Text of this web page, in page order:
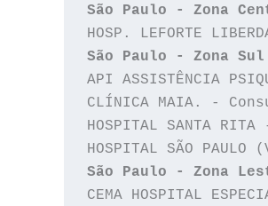
São Paulo - Zona
São Paulo - Zona Sul
API ASSISTÊNCIA
CLÍNICA MAIA. -
HOSPITAL SANTA
São Paulo - Zona
CEMA HOSPITAL